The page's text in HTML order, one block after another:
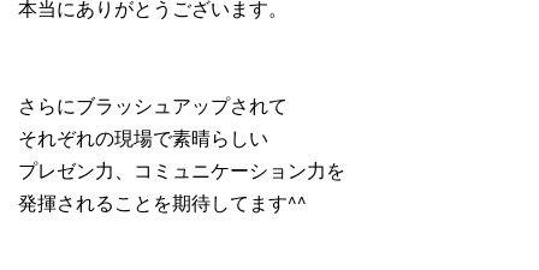
本当にありがとうございます。
さらにブラッシュアップされて
それぞれの現場で素晴らしい
プレゼン力、コミュニケーション力を
発揮されることを期待してます^^